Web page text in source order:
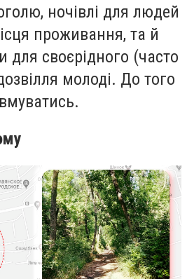
ночівлі для людей
проживання, та й
для своєрідного (часто
молоді. До того